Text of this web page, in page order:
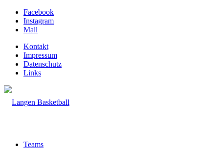
Facebook
Instagram
Mail
Kontakt
Impressum
Datenschutz
Links
Teams